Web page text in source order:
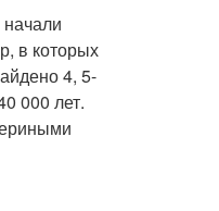
в которых
4, 5-
000 лет.